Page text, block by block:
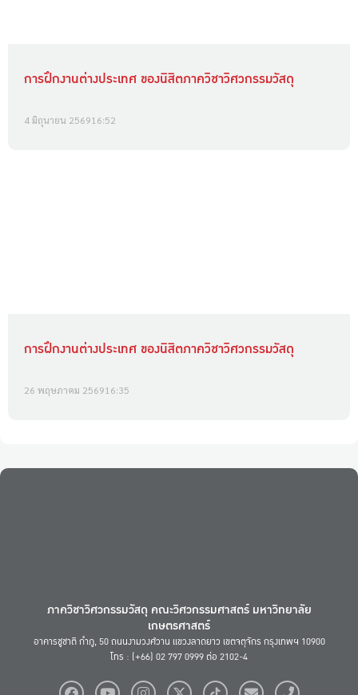
การฝึกงานต่างประเทศ ของนิสิตภาควิชาวิศวกรรมวัสดุ
4 มิถุนายน 256916:52
การฝึกงานต่างประเทศ ของนิสิตภาควิชาวิศวกรรมวัสดุ
26 พฤษภาคม 256916:35
ภาควิชาวิศวกรรมวัสดุ คณะวิศวกรรมศาสตร์ มหาวิทยาลัย
เกษตรศาสตร์
อาคารชูชาติ กำภู, 50 ถนนงามวงศ์วาน แขวงลาดยาว เขตจตุจักร กรุงเทพฯ 10900
โทร : (+66) 02 797 0999 ต่อ 2102-4